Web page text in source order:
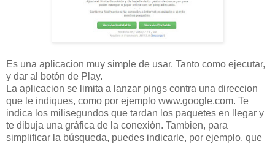
Es una aplicacion muy simple de usar. Tanto como ejecutar,
y dar al botón de Play.
La aplicacion se limita a lanzar pings contra una direccion
que le indiques, como por ejemplo www.google.com. Te
indica los milisegundos que tardan los paquetes en llegar y
te dibuja una gráfica de la conexión. Tambien, para
simplificar la búsqueda, puedes indicarle, por ejemplo, que